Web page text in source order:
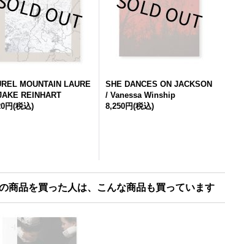
MOUNTAIN LAURE
REINHART
円(税込)
SHE DANCES ON JACKSON
/ Vanessa Winship
8,250円(税込)
商品を買った人は、こんな商品も買っています